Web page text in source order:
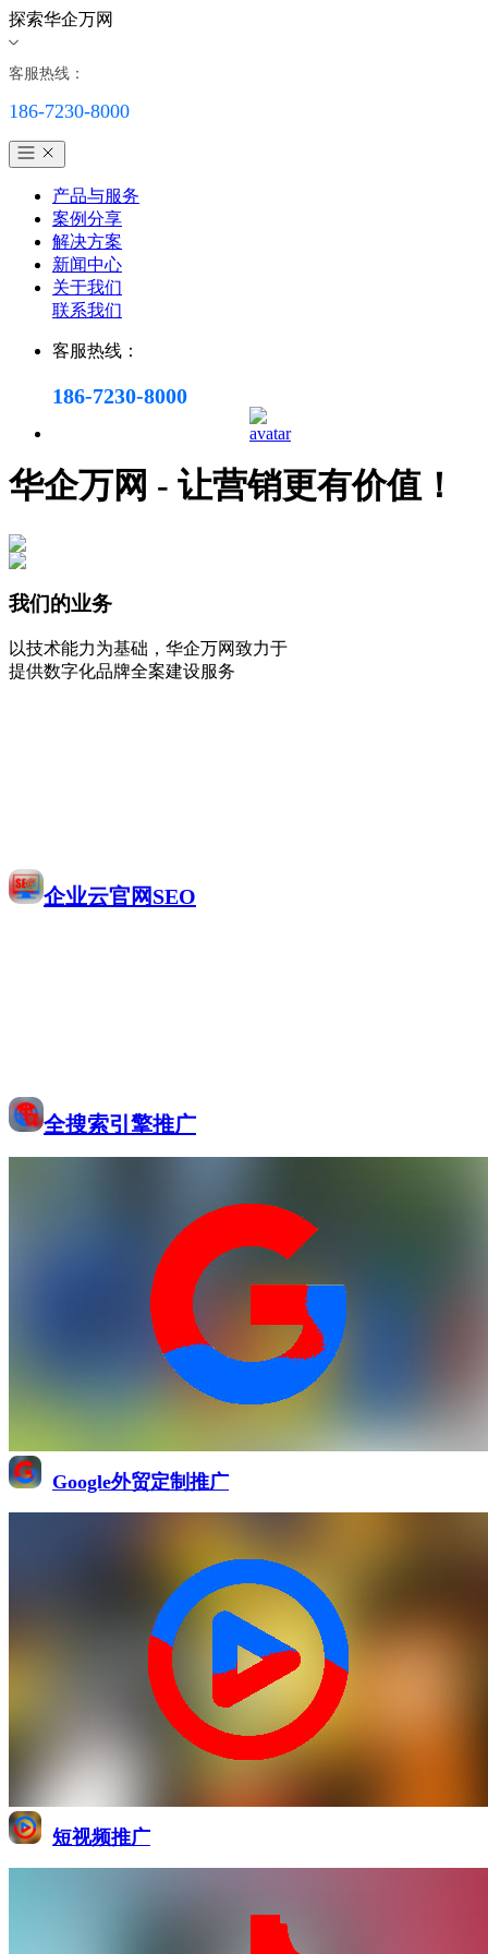
探索华企万网
客服热线：
186-7230-8000
产品与服务
案例分享
解决方案
新闻中心
关于我们
联系我们
客服热线：
186-7230-8000
华企万网 - 让营销更有价值！
我们的业务
以技术能力为基础，华企万网致力于
提供数字化品牌全案建设服务
企业云官网SEO
全搜索引擎推广
Google外贸定制推广
短视频推广